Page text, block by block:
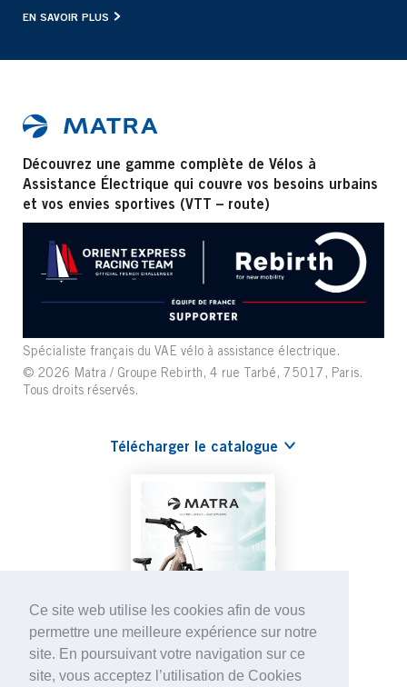
Ce site web utilise les cookies afin de vous
permettre une meilleure expérience sur notre
site. En poursuivant votre navigation sur ce
site, vous acceptez l’utilisation de Cookies
EN SAVOIR PLUS
Découvrez une gamme complète de Vélos à
Assistance Électrique qui couvre vos besoins urbains
et vos envies sportives (VTT – route)
Spécialiste français du VAE vélo à assistance électrique.
© 2026 Matra / Groupe Rebirth, 4 rue Tarbé, 75017, Paris.
Tous droits réservés.
Télécharger le catalogue